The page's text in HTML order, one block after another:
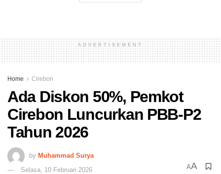
ADVERTISEMENT
Home Cirebon
Ada Diskon 50%, Pemkot
Cirebon Luncurkan PBB-P2
Tahun 2026
by Muhammad Surya
Selasa, 10 Februari 2026
AA